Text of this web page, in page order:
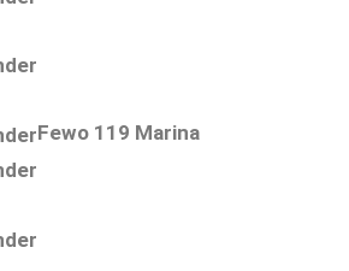
Fewo 119 Marina